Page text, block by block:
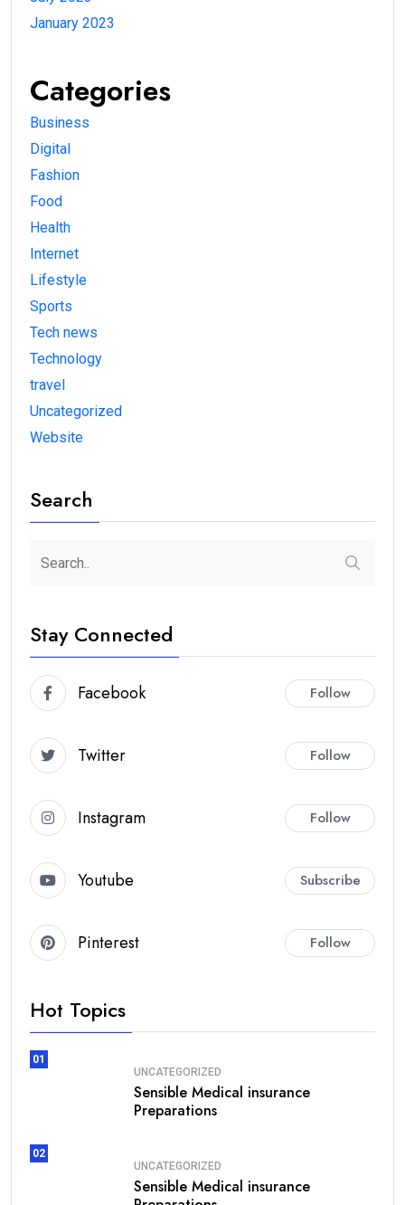
January 2023
Categories
Business
Digital
Fashion
Food
Health
Internet
Lifestyle
Sports
Tech news
Technology
travel
Uncategorized
Website
Search
Stay Connected
Facebook Follow
Twitter Follow
Instagram Follow
Youtube Subscribe
Pinterest Follow
Hot Topics
01
UNCATEGORIZED
Sensible Medical insurance
Preparations
02
UNCATEGORIZED
Sensible Medical insurance